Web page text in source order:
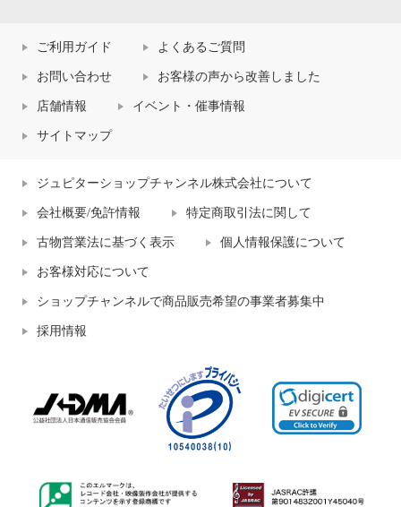
ご利用ガイド よくあるご質問
お問い合わせ お客様の声から改善しました
店舗情報 イベント・催事情報
サイトマップ
ジュピターショップチャンネル株式会社について
会社概要/免許情報 特定商取引法に関して
古物営業法に基づく表示 個人情報保護について
お客様対応について
ショップチャンネルで商品販売希望の事業者募集中
採用情報